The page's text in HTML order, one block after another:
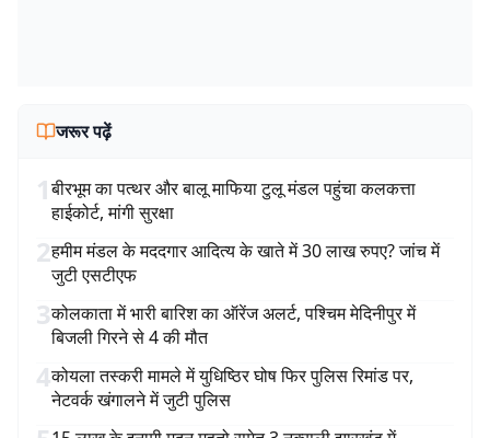
जरूर पढ़ें
1बीरभूम का पत्थर और बालू माफिया टुलू मंडल पहुंचा कलकत्ता
हाईकोर्ट, मांगी सुरक्षा
2हमीम मंडल के मददगार आदित्य के खाते में 30 लाख रुपए? जांच में
जुटी एसटीएफ
3कोलकाता में भारी बारिश का ऑरेंज अलर्ट, पश्चिम मेदिनीपुर में
बिजली गिरने से 4 की मौत
4कोयला तस्करी मामले में युधिष्ठिर घोष फिर पुलिस रिमांड पर,
नेटवर्क खंगालने में जुटी पुलिस